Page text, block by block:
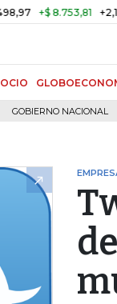
+$ 8.753,81 +2,19%
OCIO
GOBIERNO NACIONAL